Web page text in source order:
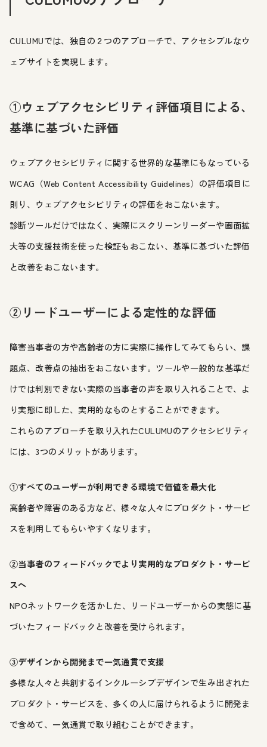
CULUMUでは、独自の２つのアプローチで、アクセシブルなウ
ェブサイトを実現します。
①ウェブアクセシビリティ評価項目による、
基準に基づいた評価
ウェブアクセシビリティに関する世界的な基準にもなっている
WCAG（Web Content Accessibility Guidelines）の評価項目に
則り、ウェブアクセシビリティの評価をおこないます。
診断ツールだけではなく、実際にスクリーンリーダーや画面拡
大等の支援技術を使った検証もおこない、基準に基づいた評価
と改善をおこないます。
②リードユーザーによる定性的な評価
障害当事者の方や高齢者の方に実際に操作してみてもらい、課
題点、改善点の抽出をおこないます。ツールや一般的な基準だ
けでは判別できない実際の当事者の声を取り入れることで、よ
り実態に即した、実用的なものとすることができます。
これらのアプローチを取り入れたCULUMUのアクセシビリティ
には、3つのメリットがあります。
①すべてのユーザーが利用できる環境で価値を最大化
高齢者や障害のある方など、様々な人々にプロダクト・サービ
スを利用してもらいやすくなります。
②当事者のフィードバックでより実用的なプロダクト・サービ
スへ
NPOネットワークを活かした、リードユーザーからの実態に基
づいたフィードバックと改善を受けられます。
③デザインから開発まで一気通貫で支援
多様な人々と共創するインクルーシブデザインで生み出された
プロダクト・サービスを、多くの人に届けられるように開発ま
で含めて、一気通貫で取り組むことができます。